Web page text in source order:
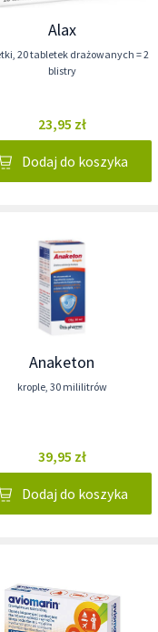
Alax
, 20 tabletek drażowanych = 2
blistry
23,95 zł
Dodaj do koszyka
Anaketon
krople, 30 mililitrów
39,95 zł
Dodaj do koszyka